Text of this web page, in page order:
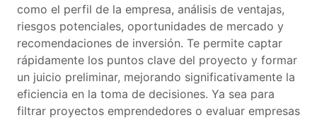
como el perfil de la empresa, análisis de ventajas,
riesgos potenciales, oportunidades de mercado y
recomendaciones de inversión. Te permite captar
rápidamente los puntos clave del proyecto y formar
un juicio preliminar, mejorando significativamente la
eficiencia en la toma de decisiones. Ya sea para
filtrar proyectos emprendedores o evaluar empresas